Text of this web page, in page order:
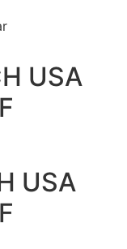
USA
USA